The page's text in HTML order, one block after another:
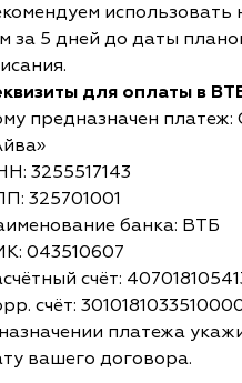
использовать
за 5 дней до даты
для оплаты в
предназначен
3255517143
325701001
банка: ВТБ
043510607
счёт:
счёт:
платежа
вашего договора.